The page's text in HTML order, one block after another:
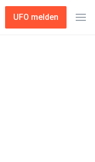
UFO melden